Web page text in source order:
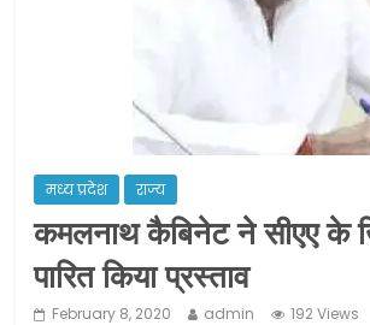
शराब और पान की दुकानों को
खोलने की मिली इजाजत: गृह
दो हफ्ते के लिए बढ़ाया
मध्य प्रदेश राज्य
कमलनाथ कैबिनेट ने सीएए के
पारित किया प्रस्ताव
February 8, 2020 admin 192 Views